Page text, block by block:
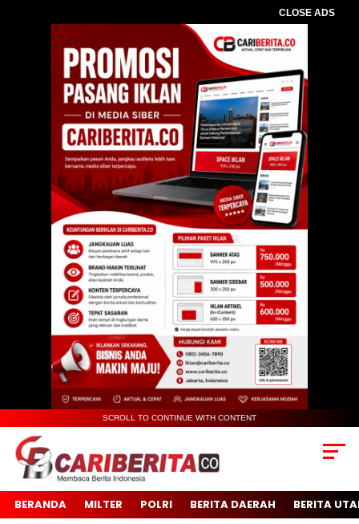
CLOSE ADS
SCROLL TO CONTINUE WITH CONTENT
BERANDA MILTER POLRI BERITA DAERAH BERITA